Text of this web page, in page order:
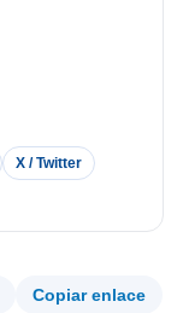
X / Twitter
Copiar enlace